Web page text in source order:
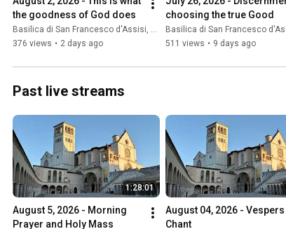
the goodness of God does
Basilica di San Francesco d'Assisi, Sacro Convento
376 views • 2 days ago
choosing the true Good
Basilica di San Francesco d'Assisi, Sacro
511 views • 9 days ago
Past live streams
1:28:01
August 5, 2026 - Morning
Prayer and Holy Mass
August 04, 2026 - Vespers
Chant